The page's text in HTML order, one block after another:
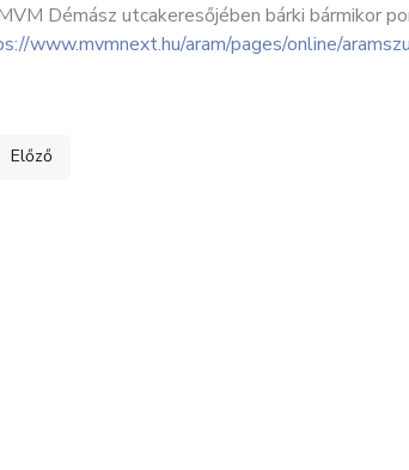
Démász utcakeresőjében bárki bármikor
www.mvmnext.hu/aram/pages/online/
cikk: Kiskunvíz tájékoztató - 2025 május
Előző